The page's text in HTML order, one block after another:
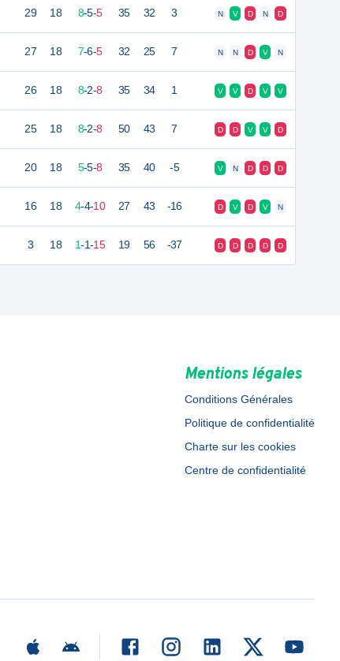
29 18 8-5-5 35 32 3 N V D N D
27 18 7-6-5 32 25 7 N N D V N
26 18 8-2-8 35 34 1 V V D V V
25 18 8-2-8 50 43 7 D D V V D
20 18 5-5-8 35 40 -5 V N D D D
16 18 4-4-10 27 43 -16 D V D V N
3 18 1-1-15 19 56 -37 D D D D D
Mentions légales
Conditions Générales
Politique de confidentialité
Charte sur les cookies
Centre de confidentialité